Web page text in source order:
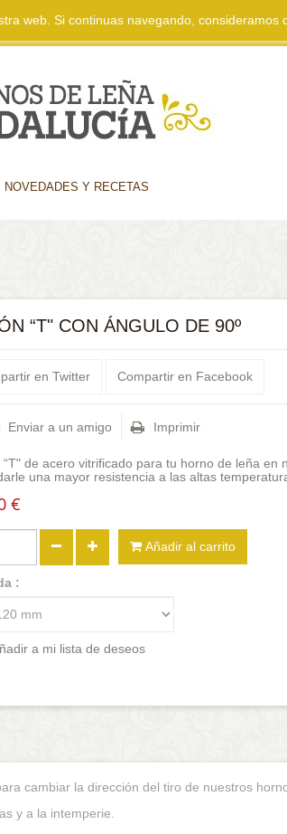
NOVEDADES Y RECETAS
“T" CON ÁNGULO DE 90º
en Twitter Compartir en Facebook
Enviar a un amigo Imprimir
“T" de acero vitrificado para tu horno de leña
una mayor resistencia a las altas
€
Añadir al carrito
:
a mi lista de deseos
cambiar la dirección del tiro de nuestros
y a la intemperie.
web. Si continuas navegando, consideramos